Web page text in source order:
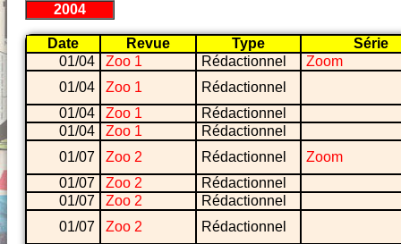
2004
Date Revue Type
Série
01/04
Zoo 1 Rédactionnel
Zoom
01/04
Zoo 1
Rédactionnel
01/04
Zoo 1
Rédactionnel
01/04
Zoo 1
Rédactionnel
01/07
Zoo 2 Rédactionnel
Zoom
01/07
Zoo 2
Rédactionnel
01/07
Zoo 2
Rédactionnel
01/07
Zoo 2
Rédactionnel